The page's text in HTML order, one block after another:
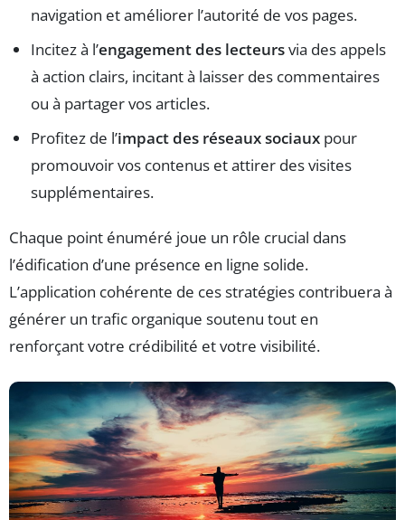
navigation et améliorer l’autorité de vos pages.
Incitez à l’engagement des lecteursvia des appels
à action clairs, incitant à laisser des commentaires
ou à partager vos articles.
Profitez de l’impact des réseaux sociaux pour
promouvoir vos contenus et attirer des visites
supplémentaires.
Chaque point énuméré joue un rôle crucial dans
l’édification d’une présence en ligne solide.
L’application cohérente de ces stratégies contribuera à
générer un trafic organique soutenu tout en
renforçant votre crédibilité et votre visibilité.